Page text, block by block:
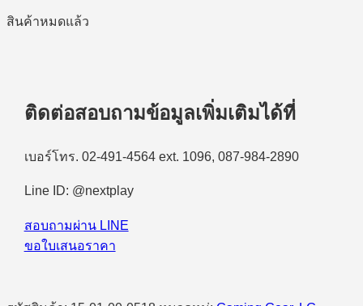
สินค้าหมดแล้ว
ติดต่อสอบถามข้อมูลเพิ่มเติมได้ที่
เบอร์โทร. 02-491-4564 ext. 1096, 087-984-2890
Line ID: @nextplay
สอบถามผ่าน LINE
ขอใบเสนอราคา